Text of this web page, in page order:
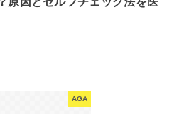
AGA